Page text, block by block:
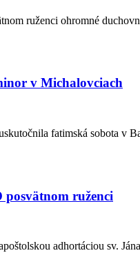
ruženci ohromné
v Michalovciach
fatimská sobota v
ruženci
adhortáciou sv.